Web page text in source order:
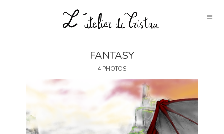
FANTASY
4 PHOTOS